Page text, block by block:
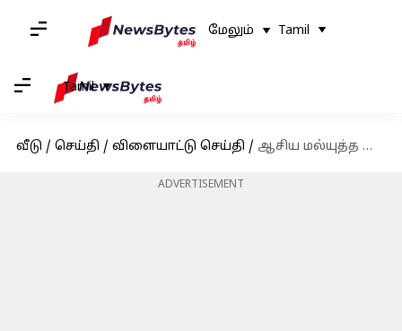
மேலும் Tamil
Tamil
வீடு / செய்தி / விளையாட்டு செய்தி / ஆசிய மல்யுத்த சாம்பியன்ஷிப் 2023 : ஒரே நாளில் 5 பதக்கங்களை கைப்பற்றிய இந்திய மகளிர் அணி
ADVERTISEMENT